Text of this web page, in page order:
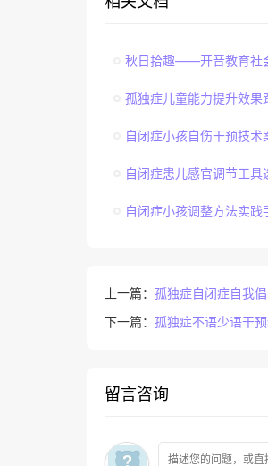
秋日拾趣——开音教育社
孤独症儿童能力提升效果
自闭症小孩自伤干预技术
自闭症患儿感官调节工具
自闭症小孩调整方法实践
上一篇： 孤独症自闭症自我
下一篇： 孤独症不语少语干
留言咨询